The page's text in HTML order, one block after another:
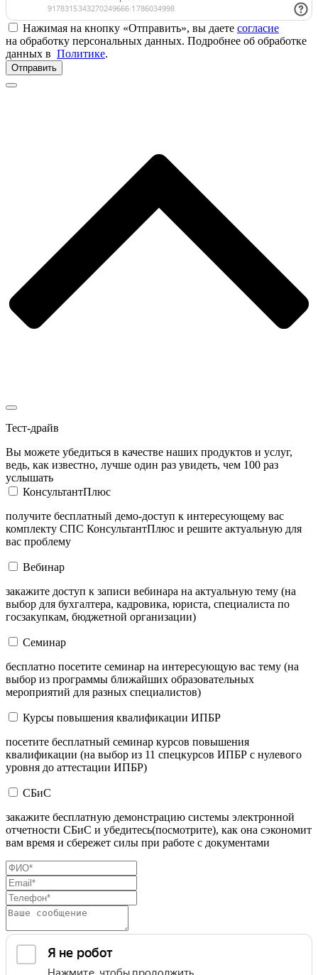
Нажимая на кнопку «Отправить», вы даете согласие
на обработку персональных данных. Подробнее об обработке
данных в Политике.
Отправить
Тест-драйв
Вы можете убедиться в качестве наших продуктов и услуг,
ведь, как известно, лучше один раз увидеть, чем 100 раз
услышать
КонсультантПлюс
получите бесплатный демо-доступ к интересующему вас
комплекту СПС КонсультантПлюс и решите актуальную для
вас проблему
Вебинар
закажите доступ к записи вебинара на актуальную тему (на
выбор для бухгалтера, кадровика, юриста, специалиста по
госзакупкам, бюджетной организации)
Семинар
бесплатно посетите семинар на интересующую вас тему (на
выбор из программы ближайших образовательных
мероприятий для разных специалистов)
Курсы повышения квалификации ИПБР
посетите бесплатный семинар курсов повышения
квалификации (на выбор из 11 спецкурсов ИПБР с нулевого
уровня до аттестации ИПБР)
СБиС
закажите бесплатную демонстрацию системы электронной
отчетности СБиС и убедитесь(посмотрите), как она сэкономит
вам время и сбережет силы при работе с документами